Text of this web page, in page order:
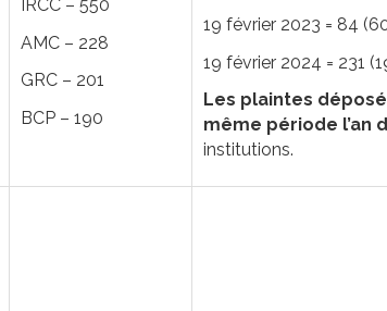
IRCC – 550
AMC – 228
GRC – 201
BCP – 190
19 février 2023 = 84
19 février 2024 = 231
Les plaintes
même période l’an
institutions.